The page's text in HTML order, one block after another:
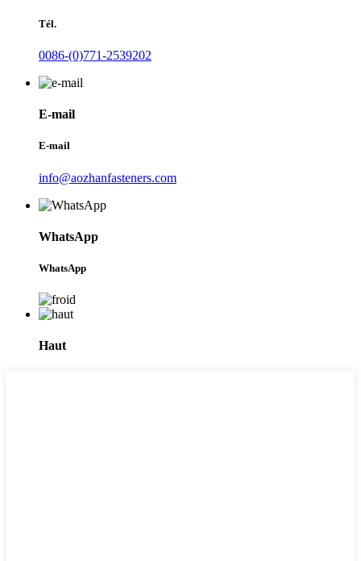
Tél.
0086-(0)771-2539202
E-mail
E-mail
info@aozhanfasteners.com
WhatsApp
WhatsApp
Haut